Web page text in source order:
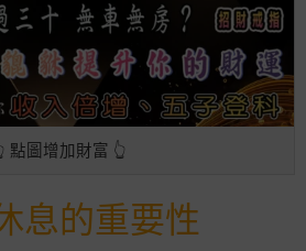
點圖增加財富 👆
息的重要性